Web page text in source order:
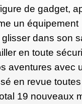
de gadget,
un équipement
dans son
en toute
aventures avec
en revue
19 nouveaux